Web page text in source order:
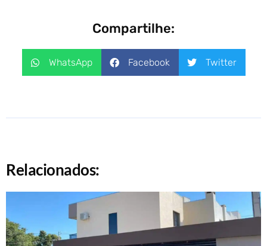
Compartilhe:
WhatsApp Facebook Twitter
Relacionados: